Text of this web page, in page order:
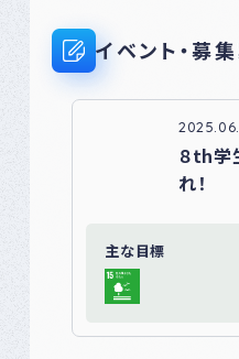
イベント・募
８th学
れ！
主な目標